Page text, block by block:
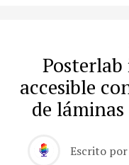
Posterlab
accesible
de
Escrito por